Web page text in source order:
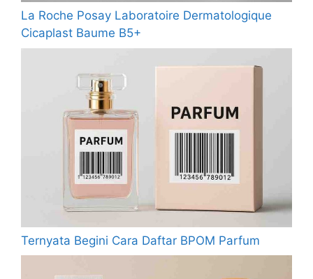
La Roche Posay Laboratoire Dermatologique
Cicaplast Baume B5+
Ternyata Begini Cara Daftar BPOM Parfum